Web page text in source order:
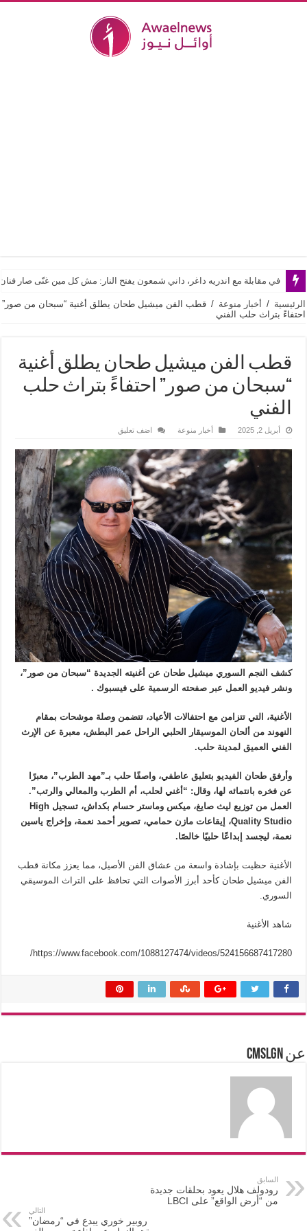
في مقابلة مع اندريه داغر، داني شمعون يفتح النار: مش كل مين غنّى صار
الرئيسية / أخبار منوعة / قطب الفن ميشيل طحان يطلق أغنية “سبحان من صور”
احتفاءً بتراث حلب الفني
قطب الفن ميشيل طحان يطلق أغنية
“سبحان من صور” احتفاءً بتراث حلب
الفني
أبريل 2, 2025 أخبار منوعة اضف تعليق
كشف النجم السوري ميشيل طحان عن أغنيته الجديدة “سبحان من صور”،
ونشر فيديو العمل عبر صفحته الرسمية على فيسبوك .
الأغنية، التي تتزامن مع احتفالات الأعياد، تتضمن وصلة موشحات بمقام
النهوند من ألحان الموسيقار الحلبي الراحل عمر البطش، معبرة عن الإرث
الفني العميق لمدينة حلب.
وأرفق طحان الفيديو بتعليق عاطفي، واصفًا حلب بـ”مهد الطرب”، معبرًا
عن فخره بانتمائه لها، وقال: “أغني لحلب، أم الطرب والمعالي والرتب”.
العمل من توزيع ليث صايغ، ميكس وماستر حسام بكداش، تسجيل High
Quality Studio، إيقاعات مازن حمامي، تصوير أحمد نعمة، وإخراج ياسين
نعمة، ليجسد إبداعًا حلبيًا خالصًا.
الأغنية حظيت بإشادة واسعة من عشاق الفن الأصيل، مما يعزز مكانة قطب
الفن ميشيل طحان كأحد أبرز الأصوات التي تحافظ على التراث الموسيقي
السوري.
شاهد الأغنية
https://www.facebook.com/1088127474/videos/524156687417280/
عن cmslgn
السابق
رودولف هلال يعود بحلقات جديدة
من “أرض الواقع” على LBCI
التالي
روبير خوري يبدع في “رمضان”